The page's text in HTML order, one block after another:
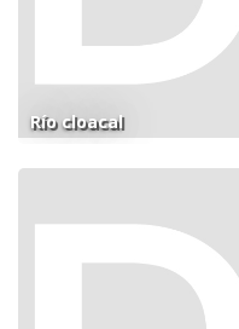
Río cloacal